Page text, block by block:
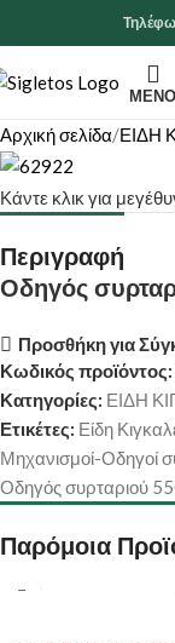
Αρχική σελίδα ΕΙΔΗ
Κάντε κλικ για
Περιγραφή
Οδηγός
Προσθήκη για
Κωδικός προϊόντος:
Κατηγορίες: ΕΙΔΗ
Ετικέτες: Είδη
Μηχανισμοί-Οδηγοί
Οδηγός συρταριού
Παρόμοια